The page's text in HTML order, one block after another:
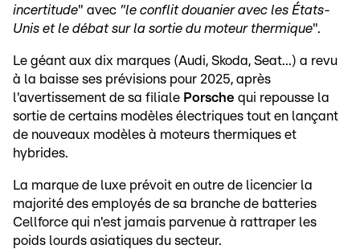
incertitude" avec "le conflit douanier avec les États-
Unis et le débat sur la sortie du moteur thermique".
Le géant aux dix marques (Audi, Skoda, Seat...) a revu
à la baisse ses prévisions pour 2025, après
l'avertissement de sa filiale Porsche qui repousse la
sortie de certains modèles électriques tout en lançant
de nouveaux modèles à moteurs thermiques et
hybrides.
La marque de luxe prévoit en outre de licencier la
majorité des employés de sa branche de batteries
Cellforce qui n'est jamais parvenue à rattraper les
poids lourds asiatiques du secteur.